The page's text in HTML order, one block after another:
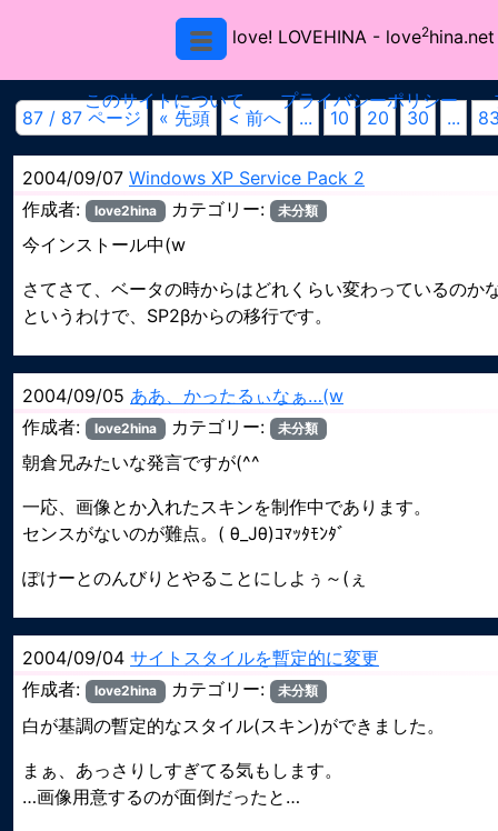
love! LOVEHINA - love2hina.net
このサイトについて プライバシーポリシー
87 / 87 ページ
« 先頭 < 前へ ... 10 20 30 ...
2004/09/07 Windows XP Service Pack 2
作成者:
love2hina カテゴリー: 未分類
今インストール中(w
さてさて、ベータの時からはどれくらい変わっているのか
というわけで、SP2βからの移行です。
2004/09/05 ああ、かったるぃなぁ…(w
作成者:
love2hina カテゴリー: 未分類
朝倉兄みたいな発言ですが(^^ゞ
一応、画像とか入れたスキンを制作中であります。
センスがないのが難点。( θ_Jθ)ｺﾏｯﾀﾓﾝﾀﾞ
ぽけーとのんびりとやることにしよぅ～(ぇ
2004/09/04 サイトスタイルを暫定的に変更
作成者:
love2hina カテゴリー: 未分類
白が基調の暫定的なスタイル(スキン)ができました。
まぁ、あっさりしすぎてる気もします。
…画像用意するのが面倒だったと…